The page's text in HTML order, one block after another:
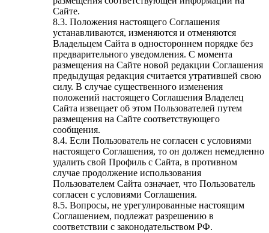
Сайте.
8.3. Положения настоящего Соглашения
устанавливаются, изменяются и отменяются
Владельцем Сайта в одностороннем порядке без
предварительного уведомления. С момента
размещения на Сайте новой редакции Соглашения
предыдущая редакция считается утратившей свою
силу. В случае существенного изменения
положений настоящего Соглашения Владелец
Сайта извещает об этом Пользователей путем
размещения на Сайте соответствующего
сообщения.
8.4. Если Пользователь не согласен с условиями
настоящего Соглашения, то он должен немедленно
удалить свой Профиль с Сайта, в противном
случае продолжение использования
Пользователем Сайта означает, что Пользователь
согласен с условиями Соглашения.
8.5. Вопросы, не урегулированные настоящим
Соглашением, подлежат разрешению в
соответствии с законодательством РФ.